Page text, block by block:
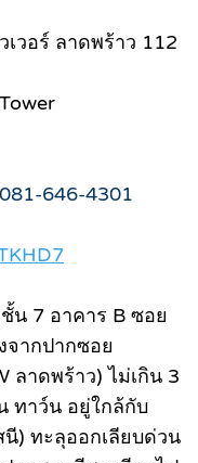
วอร์ ลาดพร้าว 112
646-4301
น 7 อาคาร B ซอย
จากปากซอย
ลาดพร้าว) ไม่เกิน 3
ทาว์น อยู่ใกล้กับ
นี) ทะลุออกเลียบด่วน